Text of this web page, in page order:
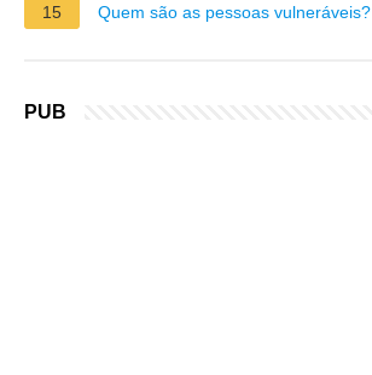
15 Quem são as pessoas vulneráveis?
PUB